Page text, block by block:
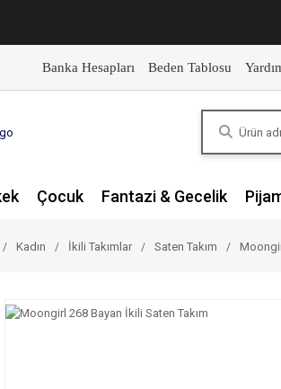
Banka Hesapları Beden Tablosu
Çocuk Fantazi & Gecelik
Kadın İkili Takımlar Saten Takım